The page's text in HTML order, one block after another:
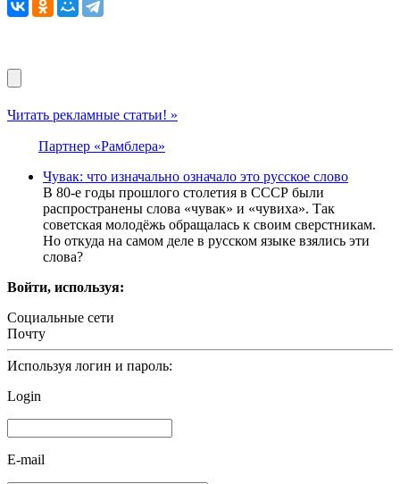
Читать рекламные статьи! »
Партнер «Рамблера»
Чувак: что изначально означало это русское слово
В 80-е годы прошлого столетия в СССР были
распространены слова «чувак» и «чувиха». Так
советская молодёжь обращалась к своим сверстникам.
Но откуда на самом деле в русском языке взялись эти
слова?
Войти, используя:
Социальные сети
Почту
Используя логин и пароль:
Login
E-mail